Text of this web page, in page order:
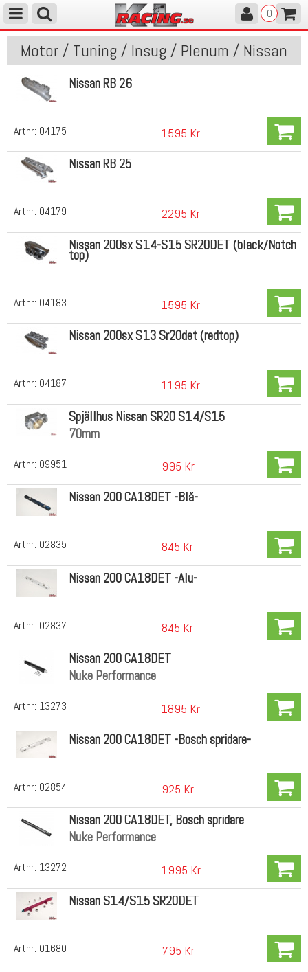
0
Motor / Tuning / Insug / Plenum / Nissan
Artnr: 04175
Nissan RB 26
1595 Kr
Artnr: 04179
Nissan RB 25
2295 Kr
Artnr: 04183
Nissan 200sx S14-S15 SR20DET (black/Notch
top)
1595 Kr
Artnr: 04187
Nissan 200sx S13 Sr20det (redtop)
1195 Kr
Artnr: 09951
Spjällhus Nissan SR20 S14/S15
70mm
995 Kr
Artnr: 02835
Nissan 200 CA18DET -Blå-
845 Kr
Artnr: 02837
Nissan 200 CA18DET -Alu-
845 Kr
Artnr: 13273
Nissan 200 CA18DET
Nuke Performance
1895 Kr
Artnr: 02854
Nissan 200 CA18DET -Bosch spridare-
925 Kr
Artnr: 13272
Nissan 200 CA18DET, Bosch spridare
Nuke Performance
1995 Kr
Artnr: 01680
Nissan S14/S15 SR20DET
795 Kr